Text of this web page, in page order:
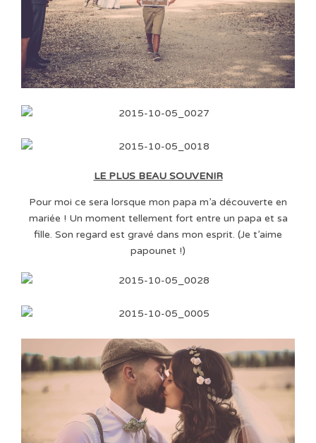
LE PLUS BEAU SOUVENIR
Pour moi ce sera lorsque mon papa m’a découverte en
mariée ! Un moment tellement fort entre un papa et sa
fille. Son regard est gravé dans mon esprit. (Je t’aime
papounet !)